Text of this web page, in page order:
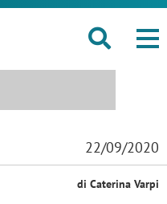
22/09/2020
di Caterina Varpi